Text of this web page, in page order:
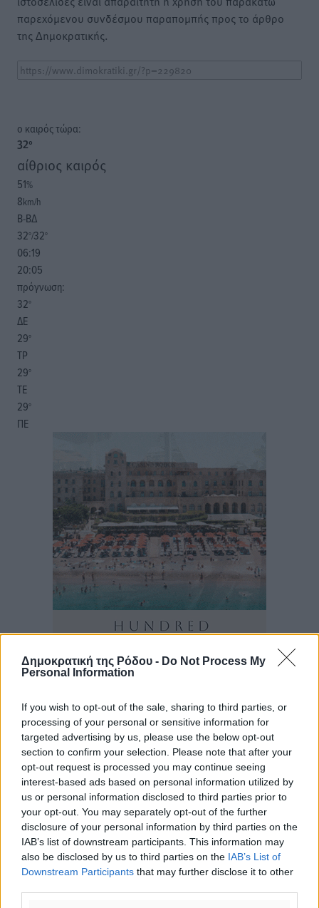
Δημοκρατική της Ρόδου - Do Not Process My
Personal Information
If you wish to opt-out of the sale, sharing to third parties, or
processing of your personal or sensitive information for
targeted advertising by us, please use the below opt-out
section to confirm your selection. Please note that after your
opt-out request is processed you may continue seeing
interest-based ads based on personal information utilized by
us or personal information disclosed to third parties prior to
your opt-out. You may separately opt-out of the further
disclosure of your personal information by third parties on the
IAB’s list of downstream participants. This information may
also be disclosed by us to third parties on the IAB’s List of
Downstream Participants that may further disclose it to other
παρεχόμενου συνδέσμου παραπομπής προς το άρθρο
της Δημοκρατικής.
o καιρός τώρα:
32°
αίθριος καιρός
51%
8km/h
Β-ΒΔ
32°/32°
06:19
20:05
πρόγνωση:
32°
ΔΕ
29°
ΤΡ
29°
ΤΕ
29°
ΠΕ